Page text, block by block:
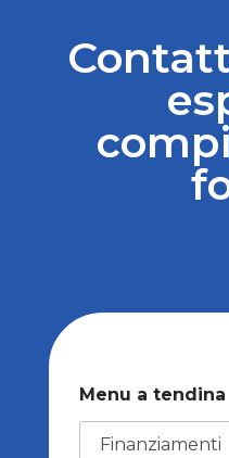
Menu a tendina